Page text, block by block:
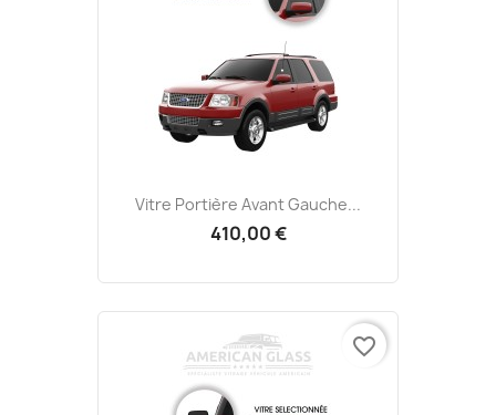
Vitre Portière Avant Gauche...
410,00 €
favorite_border